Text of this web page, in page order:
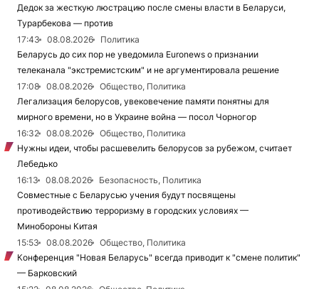
Дедок за жесткую люстрацию после смены власти в Беларуси,
Турарбекова — против
17:43
08.08.2026
Политика
Беларусь до сих пор не уведомила Euronews о признании
телеканала "экстремистским" и не аргументировала решение
17:08
08.08.2026
Общество, Политика
Легализация белорусов, увековечение памяти понятны для
мирного времени, но в Украине война — посол Чорногор
16:32
08.08.2026
Общество, Политика
Нужны идеи, чтобы расшевелить белорусов за рубежом, считает
Лебедько
16:13
08.08.2026
Безопасность, Политика
Совместные с Беларусью учения будут посвящены
противодействию терроризму в городских условиях —
Минобороны Китая
15:53
08.08.2026
Общество, Политика
Конференция "Новая Беларусь" всегда приводит к "смене политик"
— Барковский